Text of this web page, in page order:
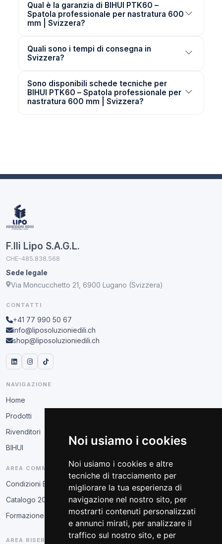
Noi usiamo i cookies
Noi usiamo i cookies e altre
tecniche di tracciamento per
migliorare la tua esperienza di
navigazione nel nostro sito, per
mostrarti contenuti personalizzati
e annunci mirati, per analizzare il
traffico sul nostro sito, e per
Qual è la garanzia di BIHUI PTK60 –
Spatola professionale per nastratura 600
mm | Svizzera?
Quali sono i tempi di consegna in
Svizzera?
Sono disponibili schede tecniche per
BIHUI PTK60 – Spatola professionale per
nastratura 600 mm | Svizzera?
F.lli Lipo S.A.G.L.
CHE-485.838.568
Sede legale
Via Moncucchetto 21, 6900 Lugano (Svizzera)
CONTATTI
+41 77 990 50 67
info@liposoluzioniedili.ch
shop@liposoluzioniedili.ch
NAVIGAZIONE
Home
Prodotti
Rivenditori
BIHUI
AREA COMMERCIALE
Condizioni B2B
Catalogo 2026
Formazione tecnica
AREA RISERVATA